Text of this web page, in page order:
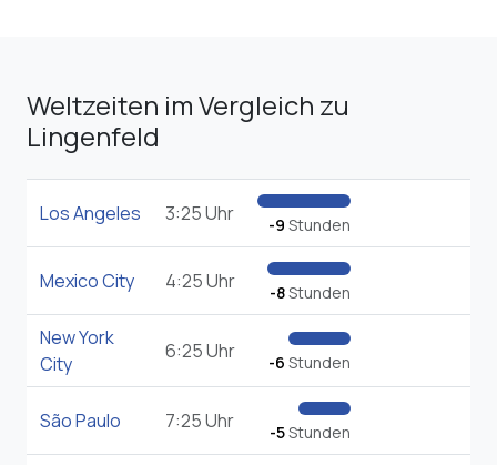
Weltzeiten im Vergleich zu
Lingenfeld
Los Angeles 3:25 Uhr -9 Stunden
Mexico City 4:25 Uhr -8Stunden
New York
City
6:25 Uhr -6 Stunden
São Paulo 7:25 Uhr -5Stunden